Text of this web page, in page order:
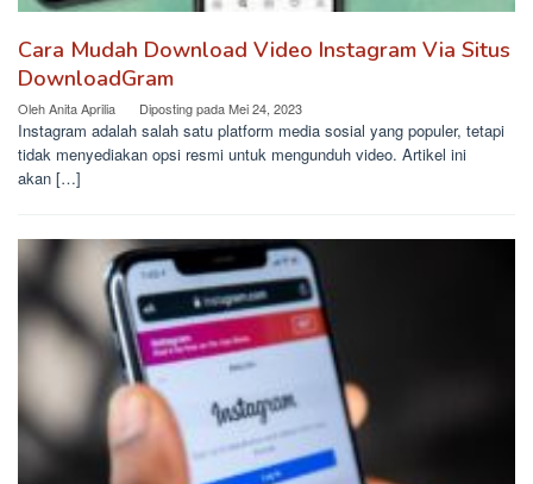
Cara Mudah Download Video Instagram Via Situs
DownloadGram
OlehAnita Aprilia Diposting padaMei 24, 2023
Instagram adalah salah satu platform media sosial yang populer, tetapi
tidak menyediakan opsi resmi untuk mengunduh video. Artikel ini
akan […]